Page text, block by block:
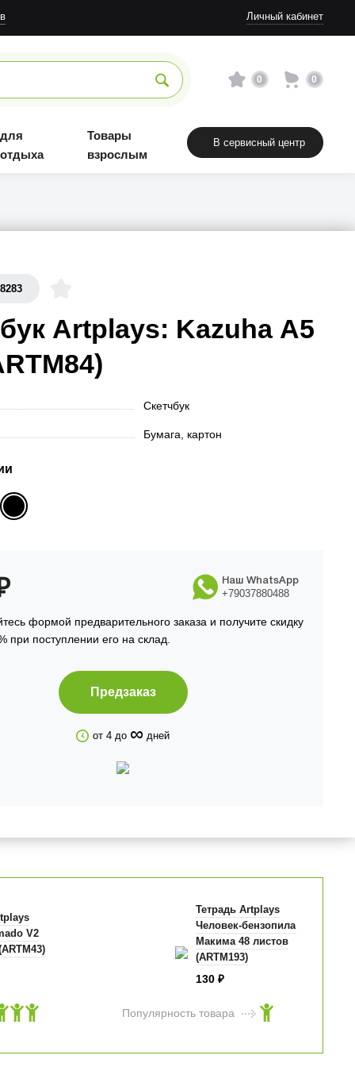
Личный кабинет
0 0
Товары
взрослым
В сервисный центр
Artplays: Kazuha А5
Скетчбук
Бумага, картон
формой предварительного заказа и получите скидку
при поступлении его на склад.
Наш WhatsApp
+79037880488
Предзаказ
от 4 до ∞ дней
V2
Тетрадь Artplays
Человек-бензопила
Макима 48 листов
(ARTM193)
130 ₽
Популярность товара